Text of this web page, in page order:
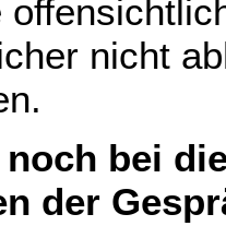
nicht
bei
der